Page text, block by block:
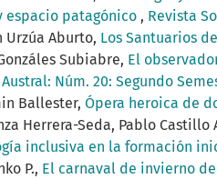
espacio patagónico , Revista
Urzúa Aburto, Los Santuarios
Subiabre, El
Núm. 20: Segundo
Ballester, Ópera heroica de
Herrera-Seda, Pablo
inclusiva en la formación
P., El carnaval de invierno